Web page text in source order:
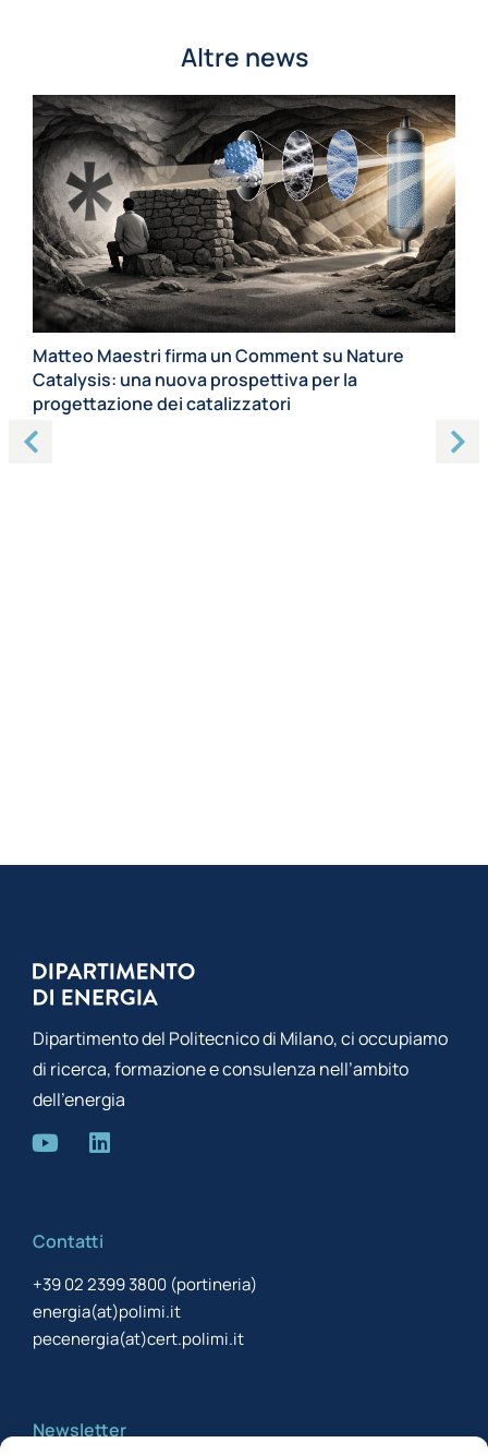
Altre news
Matteo Maestri firma un Comment su Nature
Catalysis: una nuova prospettiva per la
progettazione dei catalizzatori
Dipartimento del Politecnico di Milano, ci occupiamo
di ricerca, formazione e consulenza nell’ambito
dell’energia
Contatti
+39 02 2399 3800 (portineria)
energia(at)polimi.it
pecenergia(at)cert.polimi.it
Newsletter